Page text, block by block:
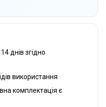
днів згідно
використання
комплектація є